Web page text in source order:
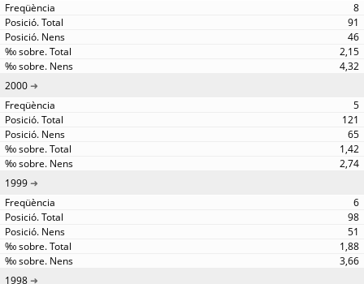
8
91
46
2,15
4,32
2000
5
121
65
1,42
2,74
1999
6
98
51
1,88
3,66
1998